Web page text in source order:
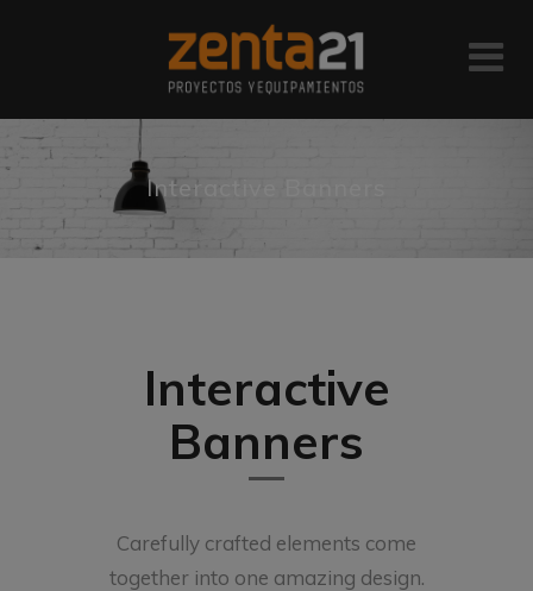
Interactive Banners
Interactive
Banners
Carefully crafted elements come
together into one amazing design.